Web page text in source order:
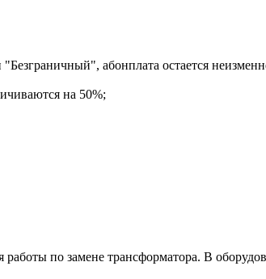
абонплата остается
на 50%;
по замене трансформатора. В